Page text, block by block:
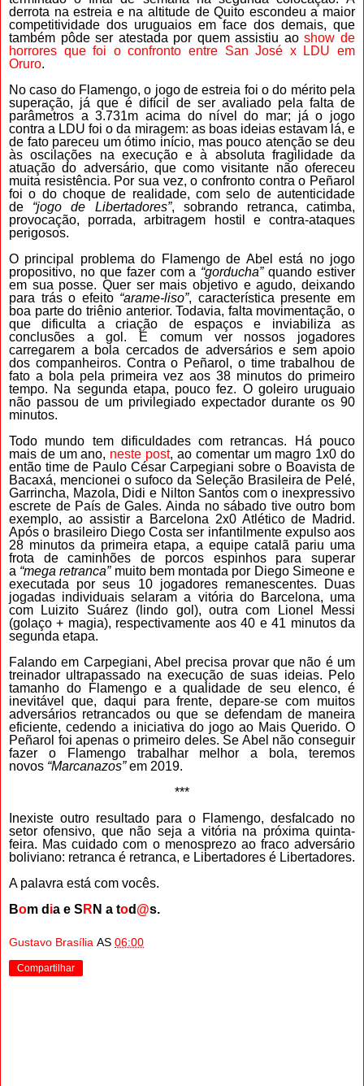
derrota na estreia e na altitude de Quito escondeu a maior
competitividade dos uruguaios em face dos demais, que
também pôde ser atestada por quem assistiu aoshow de
horrores que foi o confronto entre San José x LDU em
Oruro.
No caso do Flamengo, o jogo de estreia foi o do mérito pela
superação, já que é difícil de ser avaliado pela falta de
parâmetros a 3.731m acima do nível do mar; já o jogo
contra a LDU foi o da miragem: as boas ideias estavam lá, e
de fato pareceu um ótimo início, mas pouco atenção se deu
às oscilações na execução e à absoluta fragilidade da
atuação do adversário, que como visitante não ofereceu
muita resistência. Por sua vez, o confronto contra o Peñarol
foi o do choque de realidade, com selo de autenticidade
de “jogo de Libertadores”, sobrando retranca, catimba,
provocação, porrada, arbitragem hostil e contra-ataques
perigosos.
O principal problema do Flamengo de Abel está no jogo
propositivo, no que fazer com a “gorducha”quando estiver
em sua posse. Quer ser mais objetivo e agudo, deixando
para trás o efeito “arame-liso”, característica presente em
boa parte do triênio anterior. Todavia, falta movimentação, o
que dificulta a criação de espaços e inviabiliza as
conclusões a gol. É comum ver nossos jogadores
carregarem a bola cercados de adversários e sem apoio
dos companheiros. Contra o Peñarol, o time trabalhou de
fato a bola pela primeira vez aos 38 minutos do primeiro
tempo. Na segunda etapa, pouco fez. O goleiro uruguaio
não passou de um privilegiado expectador durante os 90
minutos.
Todo mundo tem dificuldades com retrancas. Há pouco
mais de um ano, neste post, ao comentar um magro 1x0 do
então time de Paulo César Carpegiani sobre o Boavista de
Bacaxá, mencionei o sufoco da Seleção Brasileira de Pelé,
Garrincha, Mazola, Didi e Nilton Santos com o inexpressivo
escrete de País de Gales. Ainda no sábado tive outro bom
exemplo, ao assistir a Barcelona 2x0 Atlético de Madrid.
Após o brasileiro Diego Costa ser infantilmente expulso aos
28 minutos da primeira etapa, a equipe catalã pariu uma
frota de caminhões de porcos espinhos para superar
a “mega retranca”muito bem montada por Diego Simeone e
executada por seus 10 jogadores remanescentes. Duas
jogadas individuais selaram a vitória do Barcelona, uma
com Luizito Suárez (lindo gol), outra com Lionel Messi
(golaço + magia), respectivamente aos 40 e 41 minutos da
segunda etapa.
Falando em Carpegiani, Abel precisa provar que não é um
treinador ultrapassado na execução de suas ideias. Pelo
tamanho do Flamengo e a qualidade de seu elenco, é
inevitável que, daqui para frente,depare-se com muitos
adversários retrancados ou que se defendam de maneira
eficiente, cedendo a iniciativa do jogo ao Mais Querido. O
Peñarol foi apenas o primeiro deles. Se Abel não conseguir
fazer o Flamengo trabalhar melhor a bola, teremos
novos “Marcanazos”em 2019.
***
Inexiste outro resultado para o Flamengo, desfalcado no
setor ofensivo, que não seja a vitória na próxima quinta-
feira. Mas cuidado com o menosprezo ao fraco adversário
boliviano: retranca é retranca, e Libertadores é Libertadores.
A palavra está com vocês.
Bom d ia e S R N a tod @s.
Gustavo Brasília AS 06:00
Compartilhar